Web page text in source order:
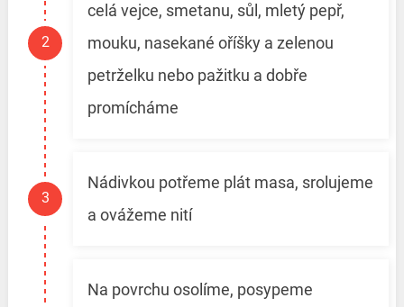
celá vejce, smetanu, sůl, mletý pepř,
mouku, nasekané oříšky a zelenou
petrželku nebo pažitku a dobře
promícháme
Nádivkou potřeme plát masa, srolujeme
a ovážeme nití
Na povrchu osolíme, posypeme